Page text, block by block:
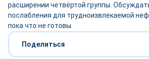
расширении четвёртой группы.
послабления для трудноизвлекаемой
пока что не готовы.
Поделиться